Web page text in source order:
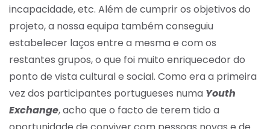
incapacidade, etc. Além de cumprir os objetivos do
projeto, a nossa equipa também conseguiu
estabelecer laços entre a mesma e com os
restantes grupos, o que foi muito enriquecedor do
ponto de vista cultural e social. Como era a primeira
vez dos participantes portugueses numa Youth
Exchange, acho que o facto de terem tido a